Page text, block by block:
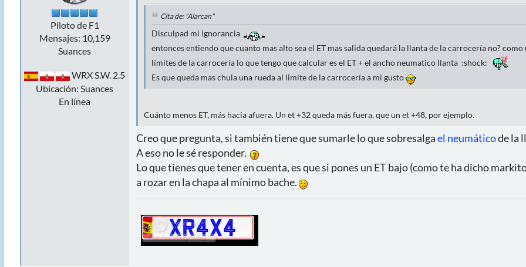
Piloto de F1
Mensajes: 10,159
Suances
WRX S.W. 2.5
Ubicación: Suances
En línea
Cita de: "Alarcan"
Disculpad mi ignorancia
entonces entiendo que cuanto mas alto sea el ET mas salida quedará la llanta de la carrocería no?
límites de la carrocería lo que tengo que calcular es el ET + el ancho neumatico llanta :shock:
Es que queda mas chula una rueda al limite de la carrocería a mi gusto
Cuánto menos ET, más hacia afuera. Un et +32 queda más fuera, que un et +48, por ejemplo.
Creo que pregunta, si también tiene que sumarle lo que sobresalgael neumáticode la
A eso no le sé responder.
Lo que tienes que tener en cuenta, es que si pones un ET bajo (como te ha dicho
a rozar en la chapa al mínimo bache.